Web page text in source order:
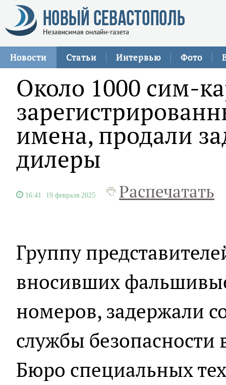
Новости Статьи Интервью Фото
Около 1000 сим-
имена, продали
дилеры
16:41 19 февраля 2025 Распечатать
Группу
вносивших
номеров, задержали
службы безопасности
Бюро специальных